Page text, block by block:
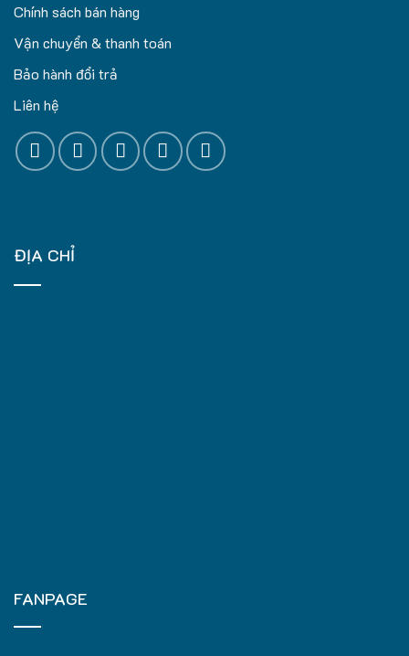
Chính sách bán hàng
Vận chuyển & thanh toán
Bảo hành đổi trả
Liên hệ
ĐỊA CHỈ
FANPAGE